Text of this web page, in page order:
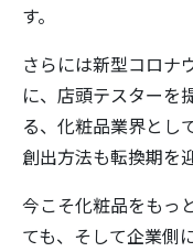
す。
さらには新型コロナ
に、店頭テスターを
る、化粧品業界とし
創出方法も転換期を
今こそ化粧品をもっ
ても、そして企業側